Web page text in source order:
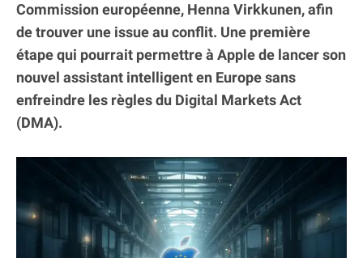
Commission européenne, Henna Virkkunen, afin
de trouver une issue au conflit. Une première
étape qui pourrait permettre à Apple de lancer son
nouvel assistant intelligent en Europe sans
enfreindre les règles du Digital Markets Act
(DMA).